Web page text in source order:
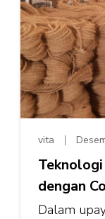
vita
dengan
Dalam